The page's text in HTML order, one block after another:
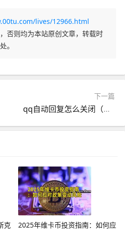
lives/12966.html
否则均为本站原创文章，转载时
。
下一篇
qq自动回复怎么关闭（qq自动回复内容怎么关）
克
2025年维卡币投资指南：如何应